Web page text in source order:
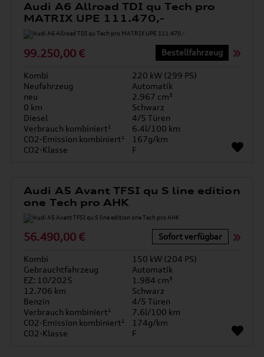
Audi A6 Allroad TDI qu Tech pro
MATRIX UPE 111.470,-
99.250,00 € Bestellfahrzeug
Kombi
220 kW (299 PS)
Neufahrzeug
Automatik
neu
2.967 cm³
0 km
Schwarz
Diesel
4/5 Türen
Verbrauch kombiniert¹
6.4l/100 km
CO2-Emission kombiniert¹
167g/km
CO2-Klasse
F
Audi A5 Avant TFSI qu S line edition
one Tech pro AHK
56.490,00 € Sofort verfügbar
Kombi
150 kW (204 PS)
Gebrauchtfahrzeug
Automatik
EZ: 10/2025
1.984 cm³
12.706 km
Schwarz
Benzin
4/5 Türen
Verbrauch kombiniert¹
7.6l/100 km
CO2-Emission kombiniert¹
174g/km
CO2-Klasse
F